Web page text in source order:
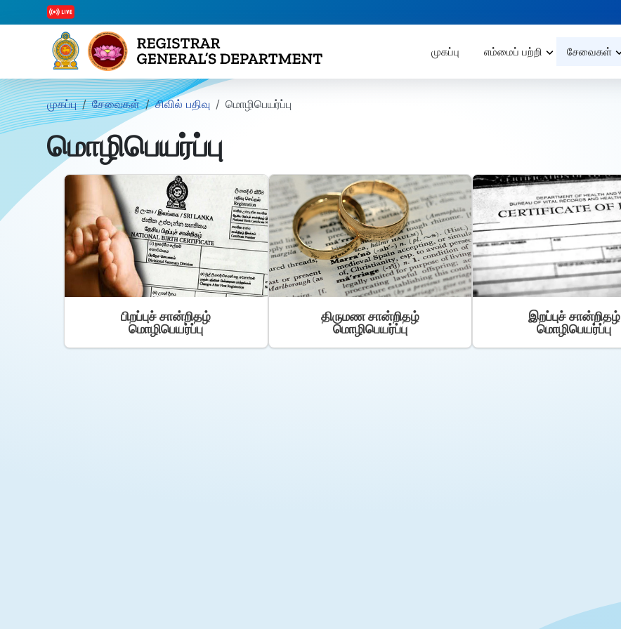
முகப்பு எம்மைப் பற்றி சேவைகள்
முகப்பு சேவைகள் சிவில் பதிவு மொழிபெயர்ப்பு
மொழிபெயர்ப்பு
பிறப்புச் சான்றிதழ்
மொழிபெயர்ப்பு
திருமண சான்றிதழ்
மொழிபெயர்ப்பு
இறப்புச் சான்றிதழ்
மொழிபெயர்ப்பு